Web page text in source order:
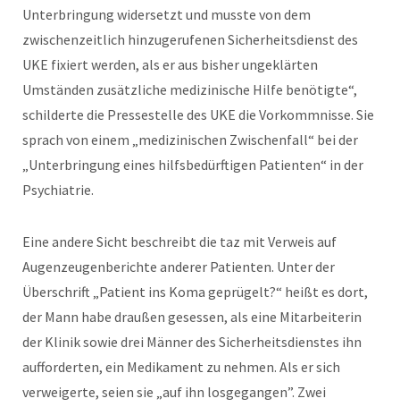
Unterbringung widersetzt und musste von dem
zwischenzeitlich hinzugerufenen Sicherheitsdienst des
UKE fixiert werden, als er aus bisher ungeklärten
Umständen zusätzliche medizinische Hilfe benötigte“,
schilderte die Pressestelle des UKE die Vorkommnisse. Sie
sprach von einem „medizinischen Zwischenfall“ bei der
„Unterbringung eines hilfsbedürftigen Patienten“ in der
Psychiatrie.
Eine andere Sicht beschreibt die taz mit Verweis auf
Augenzeugenberichte anderer Patienten. Unter der
Überschrift „Patient ins Koma geprügelt?“ heißt es dort,
der Mann habe draußen gesessen, als eine Mitarbeiterin
der Klinik sowie drei Männer des Sicherheitsdienstes ihn
aufforderten, ein Medikament zu nehmen. Als er sich
verweigerte, seien sie „auf ihn losgegangen”. Zwei